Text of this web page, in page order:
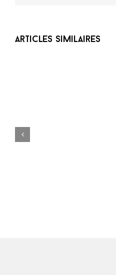
Articles similaires